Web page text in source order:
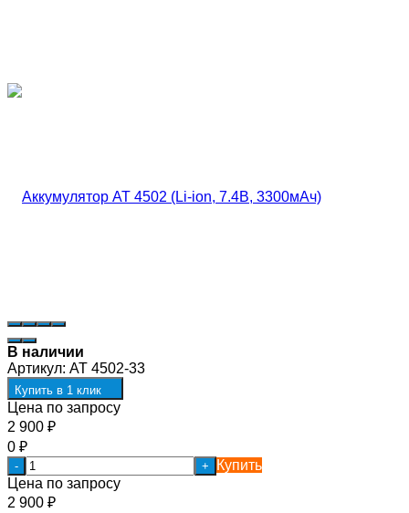
В наличии
Артикул: AT 4502-33
Купить в 1 клик
Цена по запросу
2 900 ₽
0 ₽
- +
Купить
Цена по запросу
2 900 ₽